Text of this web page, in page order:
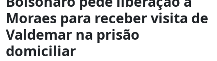
Moraes para receber visita de
Valdemar na prisão
domiciliar